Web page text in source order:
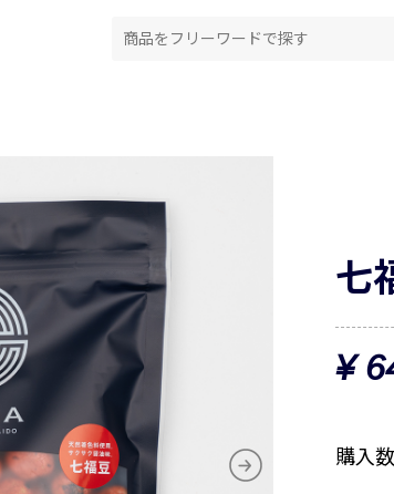
七
¥
購入数